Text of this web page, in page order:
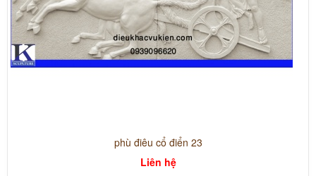
phù điêu cổ điển 23
Liên hệ